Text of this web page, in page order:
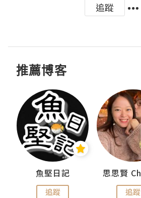
追蹤
推薦博客
魚堅日記
追蹤 追蹤